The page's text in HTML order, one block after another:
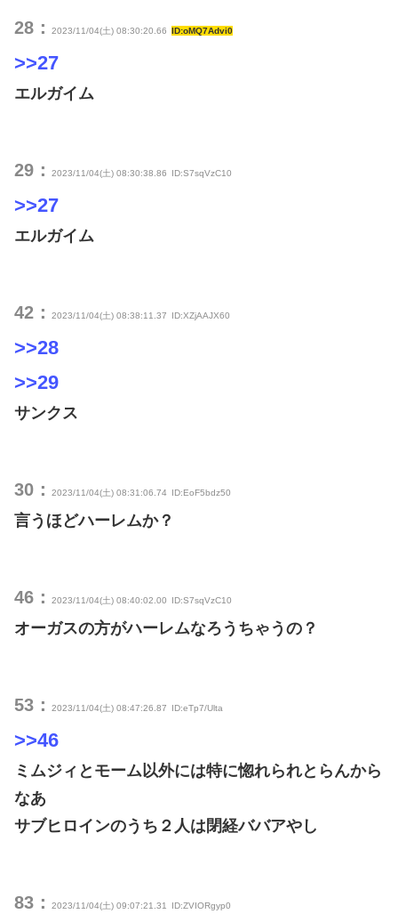
28： 2023/11/04(土) 08:30:20.66 ID:oMQ7Advi0
>>27
エルガイム
29： 2023/11/04(土) 08:30:38.86 ID:S7sqVzC10
>>27
エルガイム
42： 2023/11/04(土) 08:38:11.37 ID:XZjAAJX60
>>28
>>29
サンクス
30： 2023/11/04(土) 08:31:06.74 ID:EoF5bdz50
言うほどハーレムか？
46： 2023/11/04(土) 08:40:02.00 ID:S7sqVzC10
オーガスの方がハーレムなろうちゃうの？
53： 2023/11/04(土) 08:47:26.87 ID:eTp7/Ulta
>>46
ミムジィとモーム以外には特に惚れられとらんから
なあ
サブヒロインのうち２人は閉経ババアやし
83： 2023/11/04(土) 09:07:21.31 ID:ZVIORgyp0